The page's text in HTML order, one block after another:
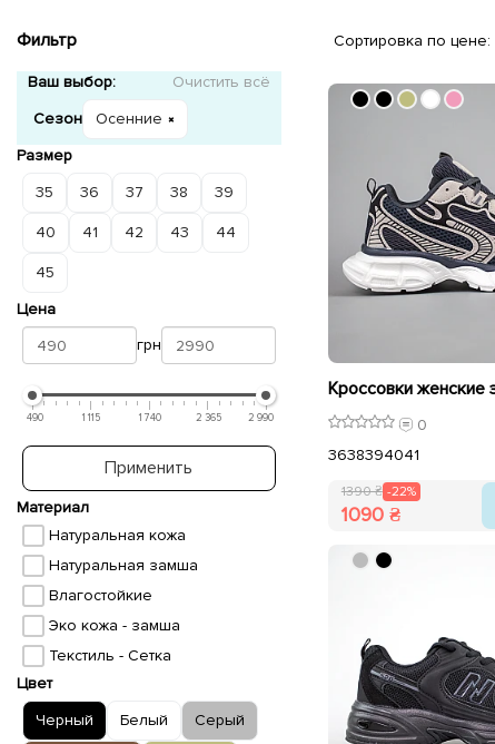
Фильтр
Ваш выбор:
Очистить всё
Сезон
Осенние
Размер
35
36 37 38 39
40 41 42 43 44
45
Цена
грн
490 1 115 1 740 2 365 2 990
Применить
Материал
Натуральная кожа
Натуральная замша
Влагостойкие
Эко кожа - замша
Текстиль - Сетка
Цвет
Черный
Белый Серый
Сортировка по цене:
0
3638394041
1390 ₴ -22%
1090 ₴